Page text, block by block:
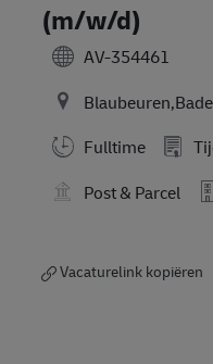
(m/w/d)
AV-354461
Fulltime
Post & Parcel
Vacaturelink kopiëren